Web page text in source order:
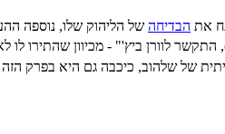
את הבדיחה של הליהוק שלו, נוספה
של שלהוב, כיכבה גם היא בפרק הזה